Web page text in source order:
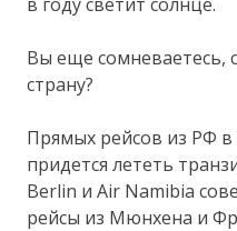
Вы еще сомневаетесь,
страну?
Прямых рейсов из РФ
придется лететь
Berlin и Air Namibia
рейсы из Мюнхена и